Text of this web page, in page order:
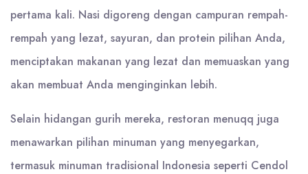
pertama kali. Nasi digoreng dengan campuran rempah-
rempah yang lezat, sayuran, dan protein pilihan Anda,
menciptakan makanan yang lezat dan memuaskan yang
akan membuat Anda menginginkan lebih.
Selain hidangan gurih mereka, restoran menuqq juga
menawarkan pilihan minuman yang menyegarkan,
termasuk minuman tradisional Indonesia seperti Cendol